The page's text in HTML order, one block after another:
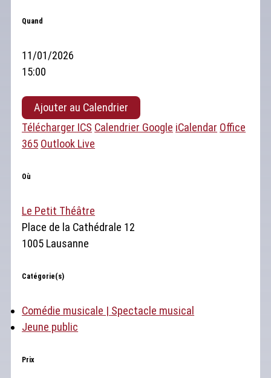
Quand
11/01/2026
15:00
Ajouter au Calendrier
Télécharger ICS Calendrier Google iCalendar Office
365 Outlook Live
Où
Le Petit Théâtre
Place de la Cathédrale 12
1005 Lausanne
Catégorie(s)
Comédie musicale | Spectacle musical
Jeune public
Prix